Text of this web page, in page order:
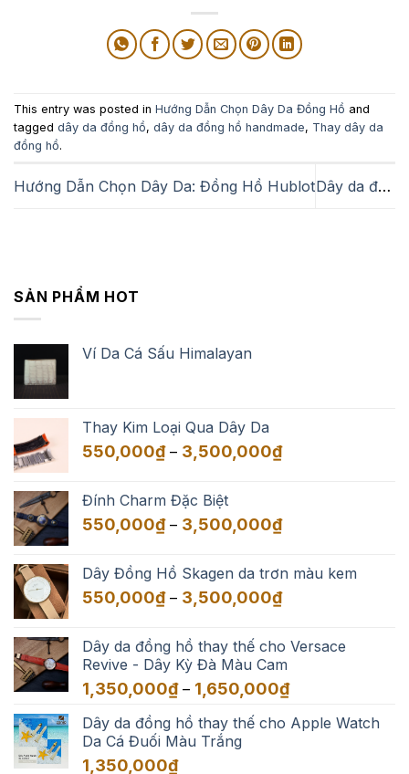
This entry was posted in Hướng Dẫn Chọn Dây Da Đồng Hồ and
tagged dây da đồng hồ, dây da đồng hồ handmade, Thay dây da
đồng hồ.
Hướng Dẫn Chọn Dây Da: Đồng Hồ Hublot Dây da đồng hồ Salvatore Ferragamo tại Zenio
SẢN PHẨM HOT
Ví Da Cá Sấu Himalayan
Thay Kim Loại Qua Dây Da
550,000₫ – 3,500,000₫Khoảng
đến
Đính Charm Đặc Biệt
550,000₫ – 3,500,000₫Khoảng
550,000₫
đến
Dây Đồng Hồ Skagen da trơn màu kem
550,000₫ – 3,500,000₫Khoảng
550,000₫
đến
3,500,000₫
Dây da đồng hồ thay thế cho Versace
Revive - Dây Kỳ Đà Màu Cam
1,350,000₫ – 1,650,000₫Khoảng
từ
Dây da đồng hồ thay thế cho Apple Watch
Da Cá Đuối Màu Trắng
1,350,000₫